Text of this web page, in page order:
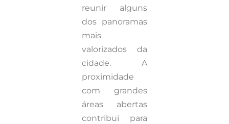
reunir alguns
dos panoramas
mais
valorizados da
cidade. A
proximidade
com grandes
áreas abertas
contribui para